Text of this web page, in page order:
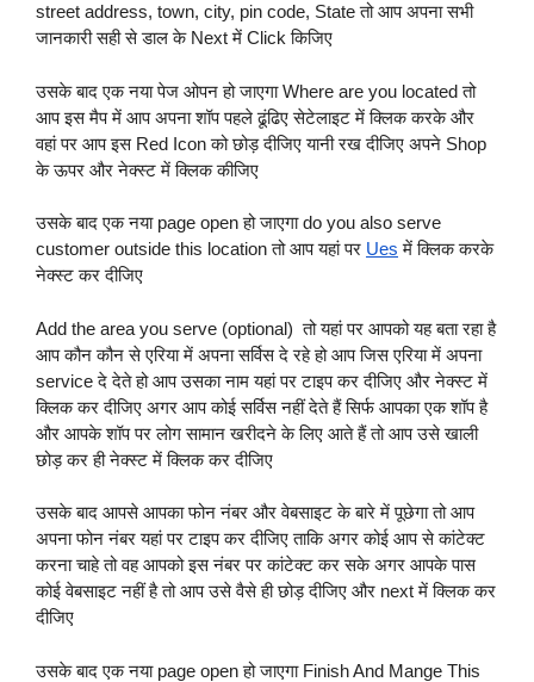
street address, town, city, pin code, State तो आप अपना सभी
जानकारी सही से डाल के Next में Click किजिए
उसके बाद एक नया पेज ओपन हो जाएगा Where are you located तो
आप इस मैप में आप अपना शॉप पहले ढूंढिए सेटेलाइट में क्लिक करके और
वहां पर आप इस Red Icon को छोड़ दीजिए यानी रख दीजिए अपने Shop
के ऊपर और नेक्स्ट में क्लिक कीजिए
उसके बाद एक नया page open हो जाएगा do you also serve
customer outside this location तो आप यहां पर Ues में क्लिक करके
नेक्स्ट कर दीजिए
Add the area you serve (optional)  तो यहां पर आपको यह बता रहा है
आप कौन कौन से एरिया में अपना सर्विस दे रहे हो आप जिस एरिया में अपना
service दे देते हो आप उसका नाम यहां पर टाइप कर दीजिए और नेक्स्ट में
क्लिक कर दीजिए अगर आप कोई सर्विस नहीं देते हैं सिर्फ आपका एक शॉप है
और आपके शॉप पर लोग सामान खरीदने के लिए आते हैं तो आप उसे खाली
छोड़ कर ही नेक्स्ट में क्लिक कर दीजिए
उसके बाद आपसे आपका फोन नंबर और वेबसाइट के बारे में पूछेगा तो आप
अपना फोन नंबर यहां पर टाइप कर दीजिए ताकि अगर कोई आप से कांटेक्ट
करना चाहे तो वह आपको इस नंबर पर कांटेक्ट कर सके अगर आपके पास
कोई वेबसाइट नहीं है तो आप उसे वैसे ही छोड़ दीजिए और next में क्लिक कर
दीजिए
उसके बाद एक नया page open हो जाएगा Finish And Mange This